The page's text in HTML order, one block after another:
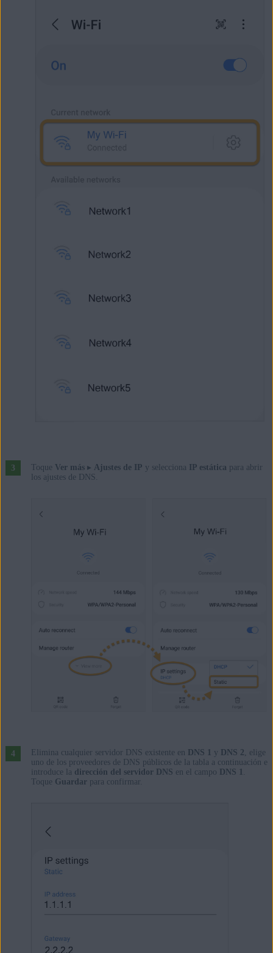
Toque Ver más▸ Ajustes de IP y selecciona IP estática para abrir
los ajustes de DNS.
Elimina cualquier servidor DNS existente en DNS 1 y DNS 2, elige
uno de los proveedores de DNS públicos de la tabla a continuación e
introduce la dirección del servidor DNS en el campo DNS 1 .
Toque Guardarpara confirmar.